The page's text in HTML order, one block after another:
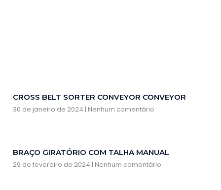
CROSS BELT SORTER CONVEYOR CONVEYOR
30 de janeiro de 2024 Nenhum comentário
BRAÇO GIRATÓRIO COM TALHA MANUAL
29 de fevereiro de 2024 Nenhum comentário